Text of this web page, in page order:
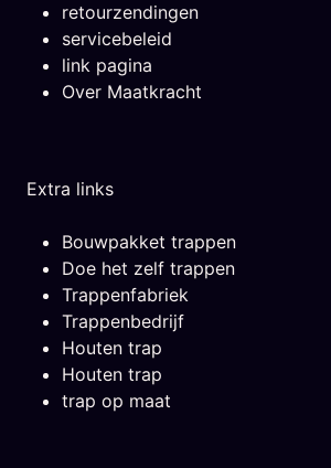
retourzendingen
servicebeleid
link pagina
Over Maatkracht
Extra links
Bouwpakket trappen
Doe het zelf trappen
Trappenfabriek
Trappenbedrijf
Houten trap
Houten trap
trap op maat